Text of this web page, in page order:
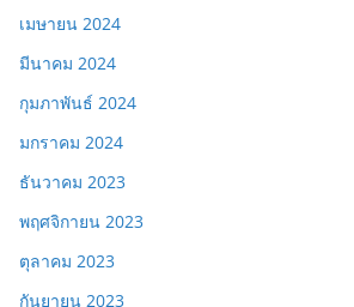
เมษายน 2024
มีนาคม 2024
กุมภาพันธ์ 2024
มกราคม 2024
ธันวาคม 2023
พฤศจิกายน 2023
ตุลาคม 2023
กันยายน 2023